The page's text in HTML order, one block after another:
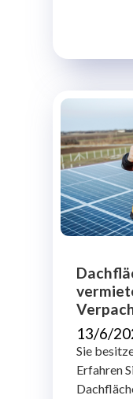
13/6/
Sie
Erfahren